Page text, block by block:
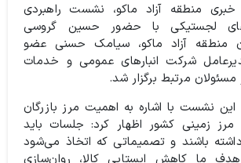
خبری منطقه آزاد ماکو، نشست راهبردی
لجستیکی با حضور حسین گروسی
منطقه آزاد ماکو، سیامک حسنی عضو
شرکت انبارهای عمومی و خدمات
مرتبط برگزار شد.
نشست با اشاره به اهمیت مرز بازرگان
مرز زمینی کشور اظهار کرد: جلسات باید
باشند و تصمیماتی که اتخاذ می‌شود